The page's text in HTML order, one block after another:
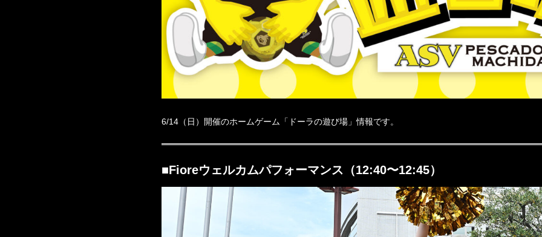
6/14（日）開催のホームゲーム「ドーラの遊び場」情報です。
■Fioreウェルカムパフォーマンス（12:40〜12:45）